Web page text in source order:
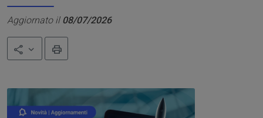
Aggiornato il 08/07/2026
CondividiStampa